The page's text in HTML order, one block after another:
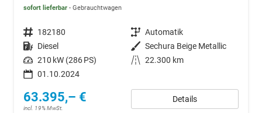
sofort lieferbar Gebrauchtwagen
Fahrzeugnr. 182180 Getriebe Automatik
Kraftstoff Diesel Außenfarbe Sechura Beige Metallic
Leistung 210 kW (286 PS) Kilometerstand 22.300 km
01.10.2024
63.395,– €
incl. 19% MwSt.
Details